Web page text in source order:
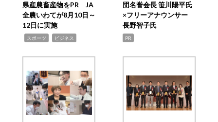
県産農畜産物をPR JA
全農いわてが8月10日～
12日に実施
スポーツ ビジネス
団名誉会長 笹川陽平氏
×フリーアナウンサー
長野智子氏
PR